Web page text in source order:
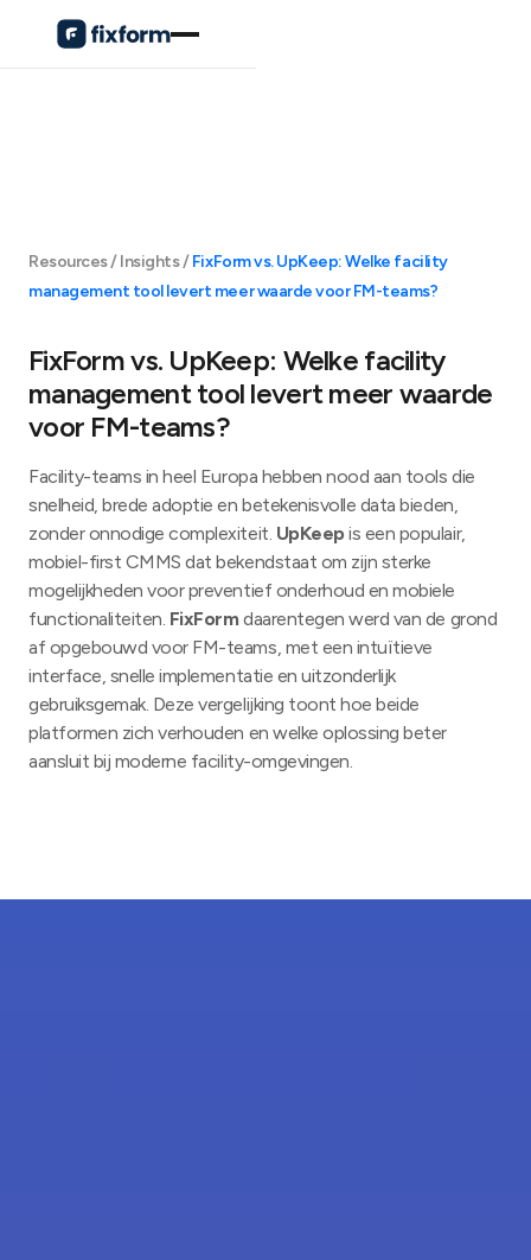
Resources / Insights /FixForm vs. UpKeep: Welke facility
management tool levert meer waarde voor FM-teams?
FixForm vs. UpKeep: Welke facility
management tool levert meer waarde
voor FM-teams?
Facility-teams in heel Europa hebben nood aan tools die
snelheid, brede adoptie en betekenisvolle data bieden,
zonder onnodige complexiteit. UpKeep is een populair,
mobiel-first CMMS dat bekendstaat om zijn sterke
mogelijkheden voor preventief onderhoud en mobiele
functionaliteiten. FixFormdaarentegen werd van de grond
af opgebouwd voor FM-teams, met een intuïtieve
interface, snelle implementatie en uitzonderlijk
gebruiksgemak. Deze vergelijking toont hoe beide
platformen zich verhouden en welke oplossing beter
aansluit bij moderne facility-omgevingen.